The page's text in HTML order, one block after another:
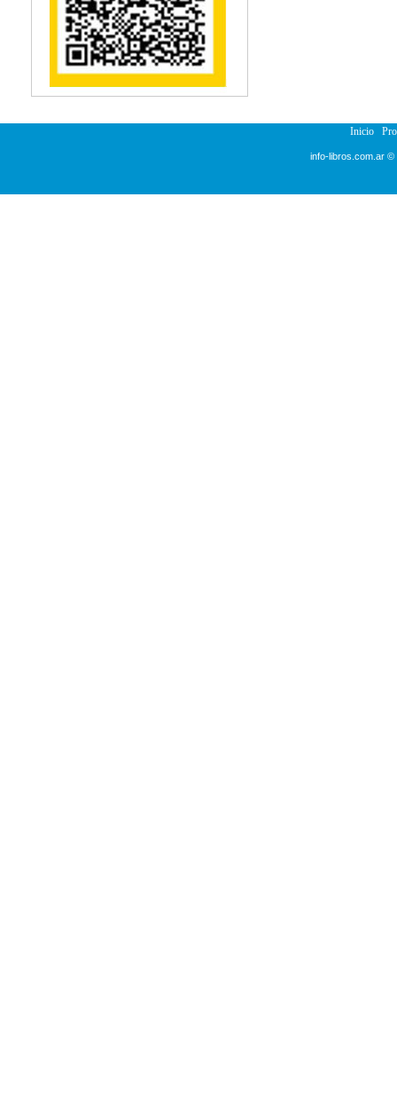
Inicio
info-libros.com.ar